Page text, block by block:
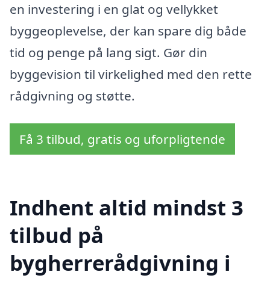
en investering i en glat og vellykket
byggeoplevelse, der kan spare dig både
tid og penge på lang sigt. Gør din
byggevision til virkelighed med den rette
rådgivning og støtte.
Få 3 tilbud, gratis og uforpligtende
Indhent altid mindst 3
tilbud på
bygherrerådgivning i